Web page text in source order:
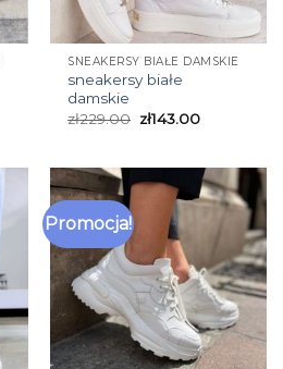
SNEAKERSY BIAŁE DAMSKIE
sneakersy białe
damskie
zł229.00 zł143.00
Promocja!